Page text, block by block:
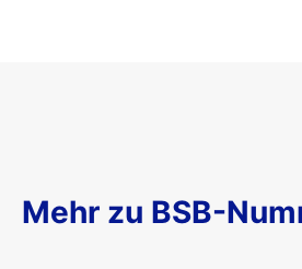
Mehr zu BSB-